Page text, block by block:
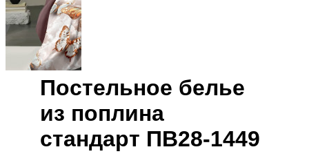
Постельное белье
из поплина
cтандарт ПВ28-1449